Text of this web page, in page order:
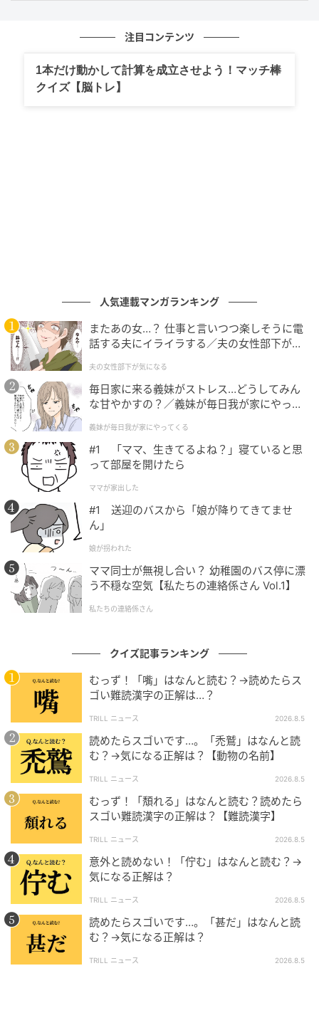
文（編集）：そこさん
元国語科教員。一文字でたくさんの意味を持つ漢字に
研究。とても身近なのに、意外と深くは知らない漢
字。読むだけでちょっと賢くなれる、そんな豆知識を
注目コンテンツ
1本だけ動かして計算を成立させよう！マッチ棒
クイズ【脳トレ】
人気連載マンガランキング
またあの女…？ 仕事と言いつつ楽しそうに電
話する夫にイライラする／夫の女性部下が気
夫の女性部下が気になる
毎日家に来る義妹がストレス…どうしてみん
な甘やかすの？／義妹が毎日我が家にやって
が】
義妹が毎日我が家にやってくる
#1 「ママ、生きてるよね？」寝ていると思
って部屋を開けたら
ママが家出した
#1 送迎のバスから「娘が降りてきてませ
ん」
娘が拐われた
ママ同士が無視し合い？ 幼稚園のバス停に漂
う不穏な空気【私たちの連絡係さん Vol.1】
私たちの連絡係さん
クイズ記事ランキング
むっず！「嘴」はなんと読む？→読めたらス
ゴい難読漢字の正解は…？
TRILL ニュース 2026.8.5
読めたらスゴいです…。「禿鷲」はなんと読
む？→気になる正解は？【動物の名前】
TRILL ニュース 2026.8.5
むっず！「頽れる」はなんと読む？読めたら
スゴい難読漢字の正解は？【難読漢字】
TRILL ニュース 2026.8.5
意外と読めない！「佇む」はなんと読む？→
気になる正解は？
TRILL ニュース 2026.8.5
読めたらスゴいです…。「甚だ」はなんと読
む？→気になる正解は？
TRILL ニュース 2026.8.5